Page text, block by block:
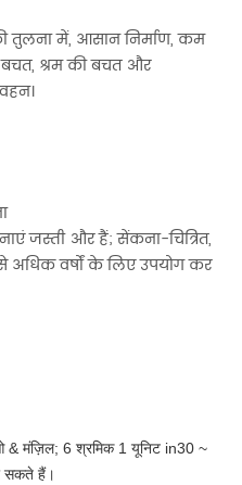
तुलना में, आसान निर्माण, कम
श्रम की बचत और
जस्ती और हैं; सेंकना-चित्रित,
अधिक वर्षों के लिए उपयोग कर
मंज़िल; 6 श्रमिक 1 यूनिट in30 ~
सकते हैं।